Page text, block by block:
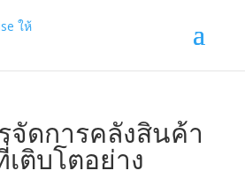
จัดการคลังสินค้า
ติบโตอย่าง